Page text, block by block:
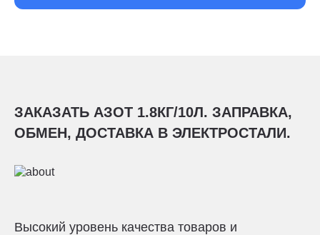
ЗАКАЗАТЬ АЗОТ 1.8КГ/10Л. ЗАПРАВКА,
ОБМЕН, ДОСТАВКА В ЭЛЕКТРОСТАЛИ.
Высокий уровень качества товаров и